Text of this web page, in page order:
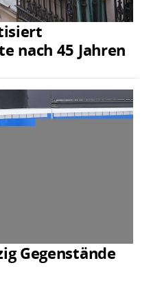
nach 45 Jahren
Gegenstände